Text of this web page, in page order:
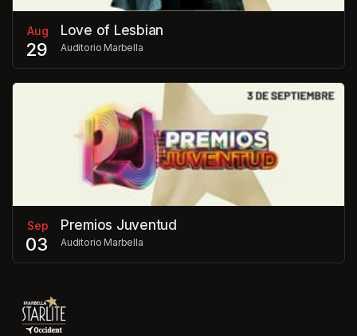
Aug
29
Love of Lesbian
Auditorio Marbella
Sep
03
Premios Juventud
Auditorio Marbella